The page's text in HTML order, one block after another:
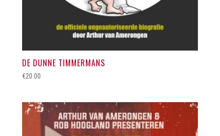
DE DUNNE TIMMERMANS
€20.00